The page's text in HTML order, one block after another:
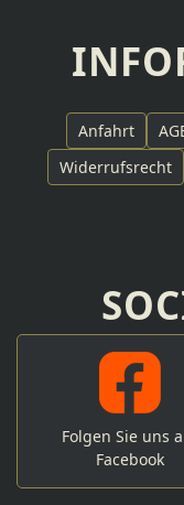
Anfahrt
Widerrufsrecht
Folgen Sie uns
Facebook